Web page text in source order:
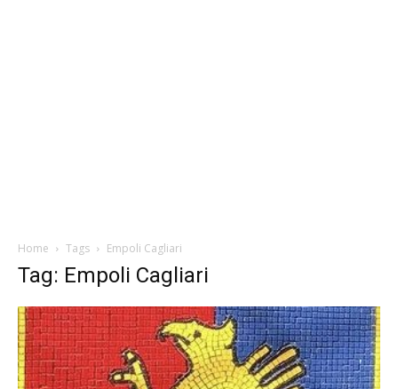
Home Tags Empoli Cagliari
Tag: Empoli Cagliari